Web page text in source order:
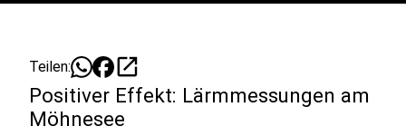
Teilen: open_in_new
Positiver Effekt: Lärmmessungen am
Möhnesee